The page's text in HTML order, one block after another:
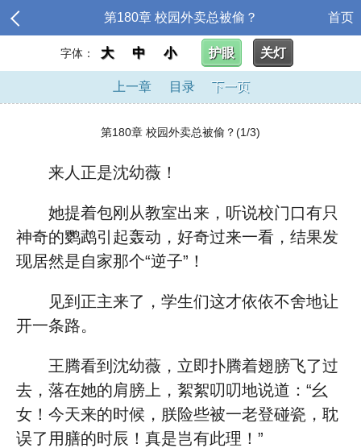
第180章 校园外卖总被偷？ 首页
字体： 大 中 小 护眼 关灯
上一章 目录 下一页
第180章 校园外卖总被偷？(1/3)
来人正是沈幼薇！
她提着包刚从教室出来，听说校门口有只
神奇的鹦鹉引起轰动，好奇过来一看，结果发
现居然是自家那个“逆子”！
见到正主来了，学生们这才依依不舍地让
开一条路。
王腾看到沈幼薇，立即扑腾着翅膀飞了过
去，落在她的肩膀上，絮絮叨叨地说道：“幺
女！今天来的时候，朕险些被一老登碰瓷，耽
误了用膳的时辰！真是岂有此理！”